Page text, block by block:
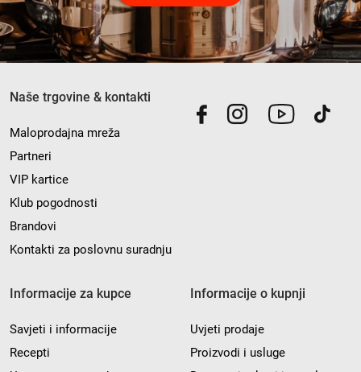
Naše trgovine & kontakti
Maloprodajna mreža
Partneri
VIP kartice
Klub pogodnosti
Brandovi
Kontakti za poslovnu suradnju
Informacije za kupce
Savjeti i informacije
Recepti
Informacije o kupnji
Uvjeti prodaje
Proizvodi i usluge